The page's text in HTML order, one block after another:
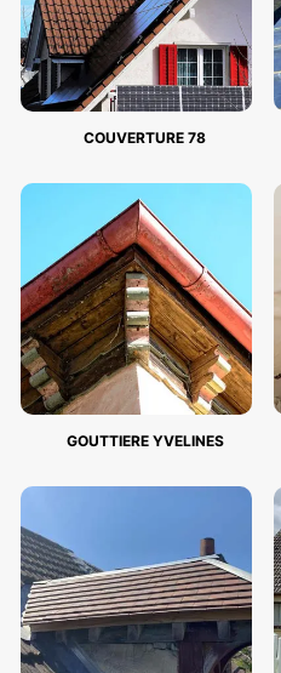
COUVERTURE 78
GOUTTIERE YVELINES